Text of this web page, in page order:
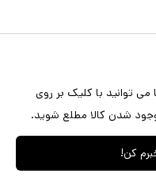
توانید با کلیک بر روی
شدن کالا مطلع شوید.
کن!